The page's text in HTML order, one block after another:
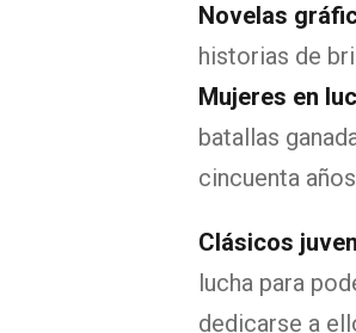
Novelas
historias de
Mujeres en
batallas
cincuenta
Clásicos
lucha para
dedicarse a